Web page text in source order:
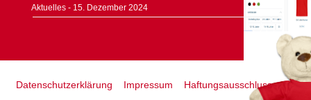
Aktuelles - 15. Dezember 2024
Datenschutzerklärung Impressum Haftungsausschluss